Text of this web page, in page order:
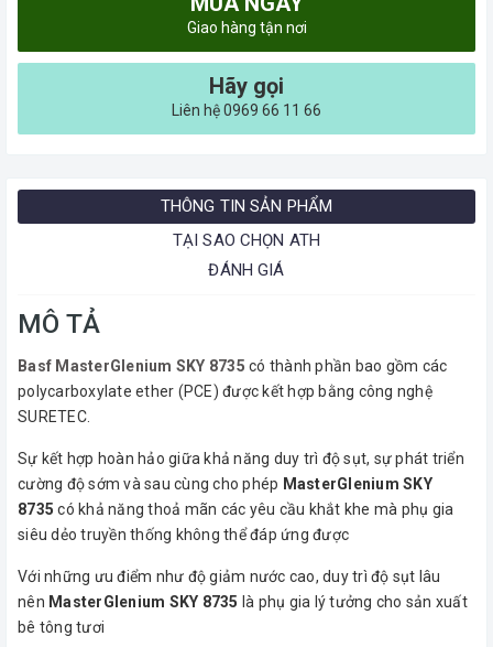
Giao hàng tận nơi
Hãy gọi
Liên hệ 0969 66 11 66
THÔNG TIN SẢN PHẨM
TẠI SAO CHỌN ATH
ĐÁNH GIÁ
MÔ TẢ
Basf MasterGlenium SKY 8735 có thành phần bao gồm các
polycarboxylate ether (PCE) được kết hợp bằng công nghệ
SURETEC.
Sự kết hợp hoàn hảo giữa khả năng duy trì độ sụt, sự phát triển
cường độ sớm và sau cùng cho phép MasterGlenium SKY
8735 có khả năng thoả mãn các yêu cầu khắt khe mà phụ gia
siêu dẻo truyền thống không thể đáp ứng được
Với những ưu điểm như độ giảm nước cao, duy trì độ sụt lâu
nên MasterGlenium SKY 8735 là phụ gia lý tưởng cho sản xuất
bê tông tươi